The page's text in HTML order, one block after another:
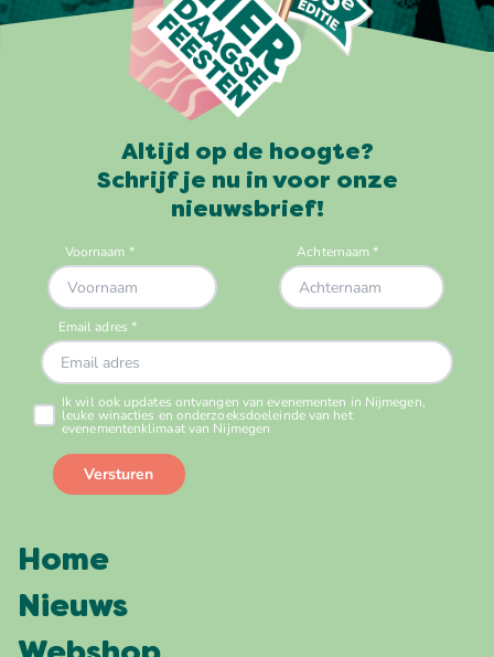
Altijd op de hoogte?
Schrijf je nu in voor onze
nieuwsbrief!
Home
Nieuws